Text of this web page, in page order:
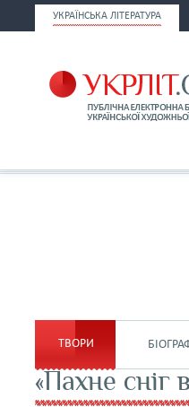
УКРАЇНСЬКА ЛІТЕРАТУРА
ТВОРИ
«Пахне